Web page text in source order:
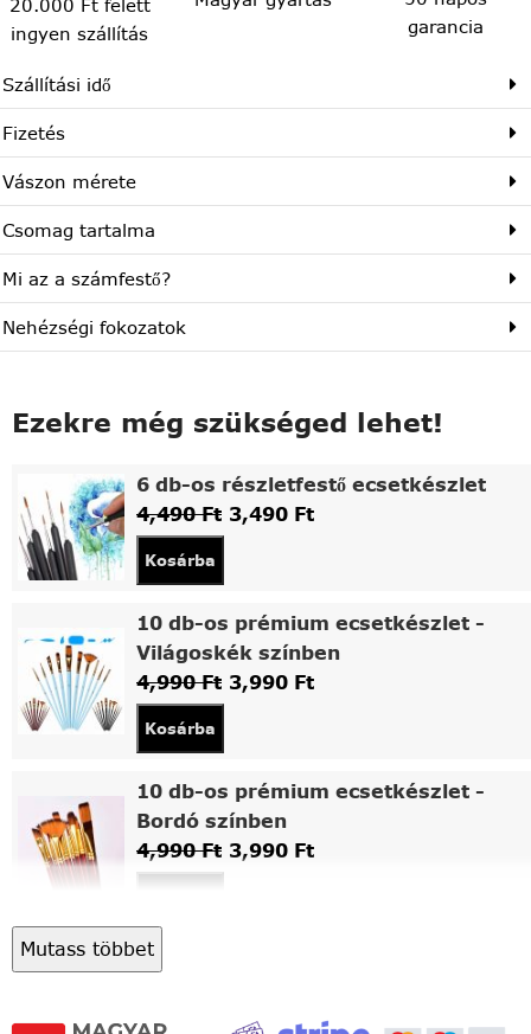
20.000 Ft felett
ingyen szállítás
garancia
Szállítási idő
Fizetés
Vászon mérete
Csomag tartalma
Mi az a számfestő?
Nehézségi fokozatok
Ezekre még szükséged lehet!
6 db-os részletfestő ecsetkészlet
4,490Ft 3,490 Ft
Kosárba
10 db-os prémium ecsetkészlet -
Világoskék színben
4,990Ft 3,990 Ft
Kosárba
10 db-os prémium ecsetkészlet -
Bordó színben
4,990Ft 3,990 Ft
Asztali fa festőállvány
Mutass többet